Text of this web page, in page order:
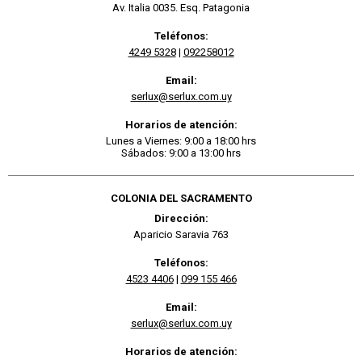
Av. Italia 0035. Esq. Patagonia
Teléfonos:
4249 5328| 092258012
Email:
serlux@serlux.com.uy
Horarios de atención:
Lunes a Viernes: 9:00 a 18:00 hrs
Sábados: 9:00 a 13:00 hrs
COLONIA DEL SACRAMENTO
Dirección:
Aparicio Saravia 763
Teléfonos:
4523 4406| 099 155 466
Email:
serlux@serlux.com.uy
Horarios de atención: